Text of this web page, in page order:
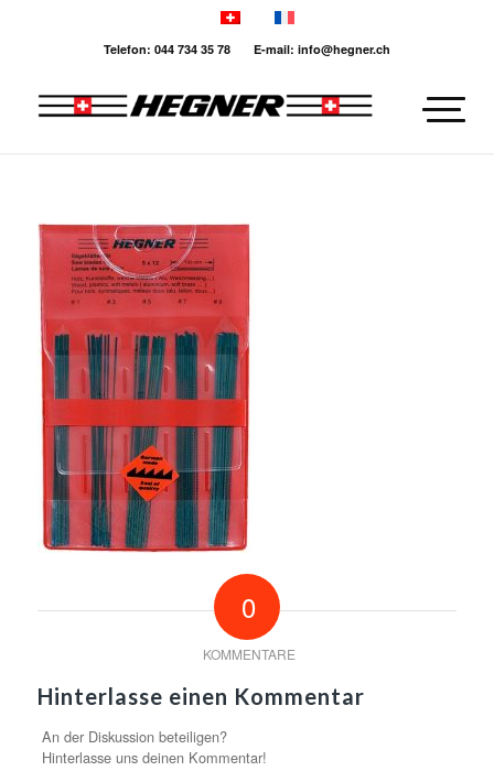
Telefon: 044 734 35 78 E-mail: info@hegner.ch
0
KOMMENTARE
Hinterlasse einen Kommentar
An der Diskussion beteiligen?
Hinterlasse uns deinen Kommentar!